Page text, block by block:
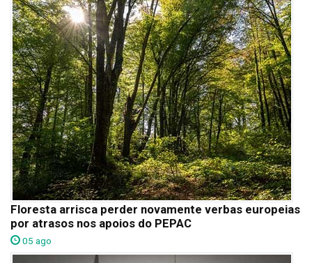
Floresta arrisca perder novamente verbas europeias
por atrasos nos apoios do PEPAC
05 ago